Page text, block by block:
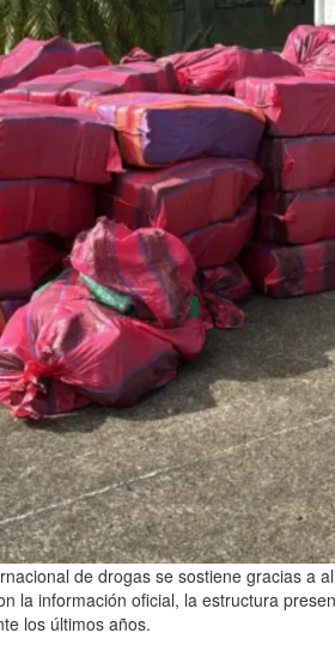
de drogas se sostiene gracias a
la información oficial, la estructura
los últimos años.